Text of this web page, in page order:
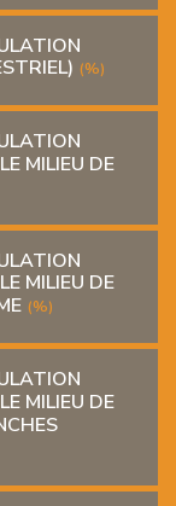
(%)
MILIEU DE
MILIEU DE
(%)
MILIEU DE